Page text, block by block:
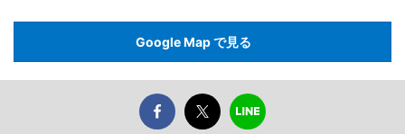
Google Map で見る